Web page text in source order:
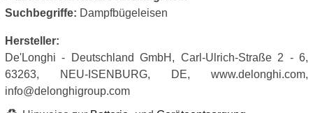
Suchbegriffe: Dampfbügeleisen
Hersteller:
De'Longhi - Deutschland GmbH, Carl-Ulrich-Straße 2 - 6,
63263, NEU-ISENBURG, DE, www.delonghi.com,
info@delonghigroup.com